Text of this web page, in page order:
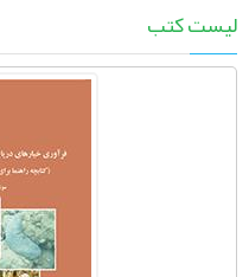
لیست کتب